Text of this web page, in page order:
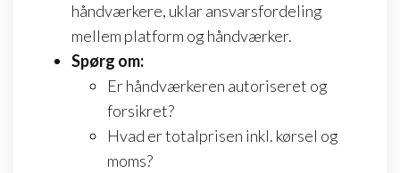
håndværkere, uklar ansvarsfordeling
mellem platform og håndværker.
Spørg om:
Er håndværkeren autoriseret og
forsikret?
Hvad er totalprisen inkl. kørsel og
moms?